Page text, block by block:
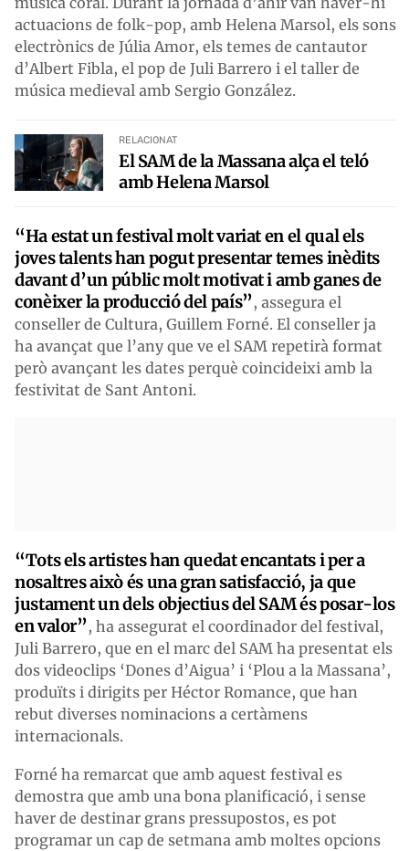
actuacions de folk-pop, amb Helena Marsol, els sons
electrònics de Júlia Amor, els temes de cantautor
d’Albert Fibla, el pop de Juli Barrero i el taller de
música medieval amb Sergio González.
RELACIONAT
El SAM de la Massana alça el teló
amb Helena Marsol
“Ha estat un festival molt variat en el qual els
joves talents han pogut presentar temes inèdits
davant d’un públic molt motivat i amb ganes de
conèixer la producció del país”, assegura el
conseller de Cultura, Guillem Forné. El conseller ja
ha avançat que l’any que ve el SAM repetirà format
però avançant les dates perquè coincideixi amb la
festivitat de Sant Antoni.
“Tots els artistes han quedat encantats i per a
nosaltres això és una gran satisfacció, ja que
justament un dels objectius del SAM és posar-los
en valor”, ha assegurat el coordinador del festival,
Juli Barrero, que en el marc del SAM ha presentat els
dos videoclips ‘Dones d’Aigua’ i ‘Plou a la Massana’,
produïts i dirigits per Héctor Romance, que han
rebut diverses nominacions a certàmens
internacionals.
Forné ha remarcat que amb aquest festival es
demostra que amb una bona planificació, i sense
haver de destinar grans pressupostos, es pot
programar un cap de setmana amb moltes opcions